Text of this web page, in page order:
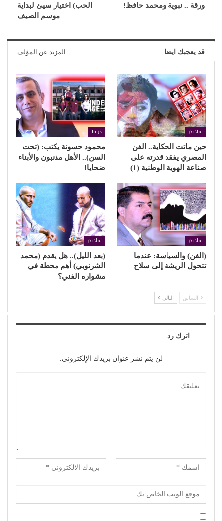
ورقة .. نبوية ومحمد حافظ!
الحب) اختيار سيئ لبداية
موسم الصيف
قد يعجبك ايضا المزيد عن المؤلف
سلايدر
حين ماتت الحكاية.. الفن
المصري يفقد قدرته على
صناعة الهوية الوطنية (1)
دراما
محمود حسونة يكتب: (تحت
السن).. الأهل مذنبون والأبناء
ضحايا!
سلايدر
(الفن) والسياسة: عندما
تتحول الريشة إلى سلاح
سلايدر
(بعد الليل).. هل يقدم (محمد
الشرنوبي) أهم محطة في
مشواره الفني؟
السابق التالي
اترك رد
لن يتم نشر عنوان بريدك الإلكتروني.